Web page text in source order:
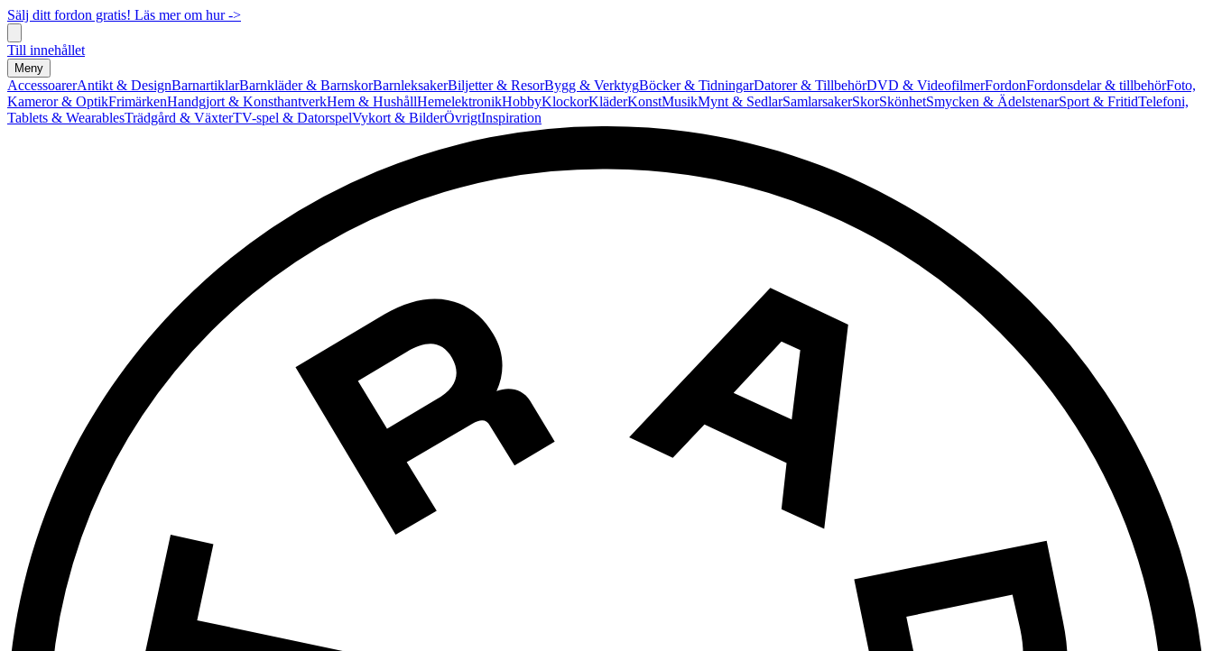
Sälj ditt fordon gratis! Läs mer om hur ->
Till innehållet
Meny
AccessoarerAntikt & DesignBarnartiklarBarnkläder & BarnskorBarnleksakerBiljetter & ResorBygg & VerktygBöcker & TidningarDatorer & TillbehörDVD & VideofilmerFordonFordonsdelar & tillbehörFoto,
Kameror & OptikFrimärkenHandgjort & KonsthantverkHem & HushållHemelektronikHobbyKlockorKläderKonstMusikMynt & SedlarSamlarsakerSkorSkönhetSmycken & ÄdelstenarSport & FritidTelefoni,
Tablets & WearablesTrädgård & VäxterTV-spel & DatorspelVykort & BilderÖvrigtInspiration